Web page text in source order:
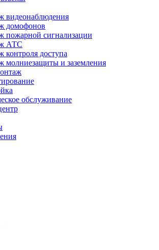
видеонаблюдения
домофонов
пожарной сигнализации
АТС
контроля доступа
молниезащиты и заземления
обслуживание